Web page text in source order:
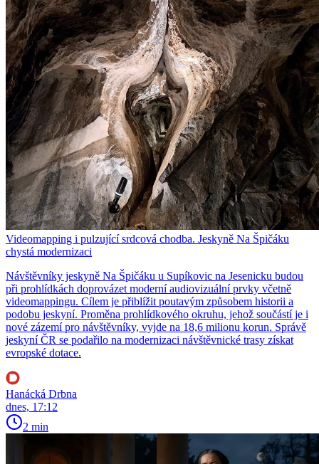
Videomapping i pulzující srdcová chodba. Jeskyně Na Špičáku
chystá modernizaci
Návštěvníky jeskyně Na Špičáku u Supíkovic na Jesenicku budou
při prohlídkách doprovázet moderní audiovizuální prvky včetně
videomappingu. Cílem je přiblížit poutavým způsobem historii a
podobu jeskyní. Proměna prohlídkového okruhu, jehož součástí je i
nové zázemí pro návštěvníky, vyjde na 18,6 milionu korun. Správě
jeskyní ČR se podařilo na modernizaci návštěvnické trasy získat
evropské dotace.
Hanácká Drbna
dnes, 17:12
2 min